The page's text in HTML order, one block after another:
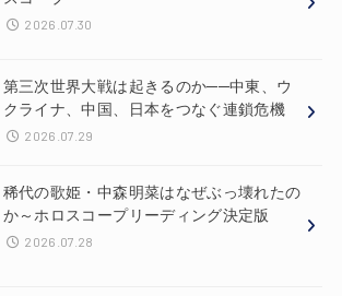
2026.07.30
第三次世界大戦は起きるのか──中東、ウ
クライナ、中国、日本をつなぐ連鎖危機
2026.07.29
稀代の歌姫・中森明菜はなぜぶっ壊れたの
か～ホロスコープリーディング決定版
2026.07.28